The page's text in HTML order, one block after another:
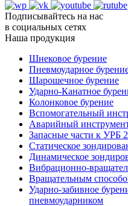
Подписывайтесь на нас
в социальных сетях
Наша продукция
Шнековое бурение
Пневмоударное
Шарошечное бурение
Ударно-Канатное
Колонковое бурение
Вспомогательный
Аварийный
Запасные части к УРБ
Статическое
Динамическое
Вибрационно-
Вращательным
Ударно-забивное
пневмоударником